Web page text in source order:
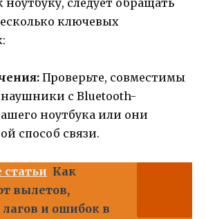
следует обращать
ключевых
Проверьте, совместимы
с Bluetooth-
ноутбука или они
способ связи.
Как
вылетов,
и ошибок в